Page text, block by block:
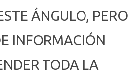
ÁNGULO, PERO
INFORMACIÓN
TODA LA